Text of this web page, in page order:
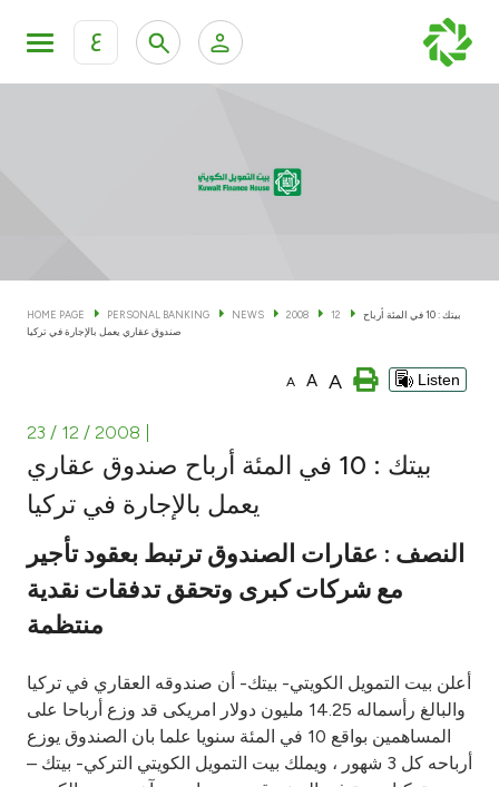
ع
KFH Online Corporate Banking Services
Cards
Banking Tiers
Investment
Tools & Services
Contact us
HOME PAGE PERSONAL BANKING NEWS 2008 12
بيتك : 10 في المئة أرباح
صندوق عقاري يعمل بالإجارة في تركيا
A A A Listen
23 / 12 / 2008
بيتك : 10 في المئة أرباح صندوق عقاري
يعمل بالإجارة في تركيا
النصف : عقارات الصندوق ترتبط بعقود تأجير
مع شركات كبرى وتحقق تدفقات نقدية
منتظمة
أعلن بيت التمويل الكويتي- بيتك- أن صندوقه العقاري في تركيا
والبالغ رأسماله 14.25 مليون دولار امريكى قد وزع أرباحا على
المساهمين بواقع 10 في المئة سنويا علما بان الصندوق يوزع
أرباحه كل 3 شهور ، ويملك بيت التمويل الكويتي التركي- بيتك –